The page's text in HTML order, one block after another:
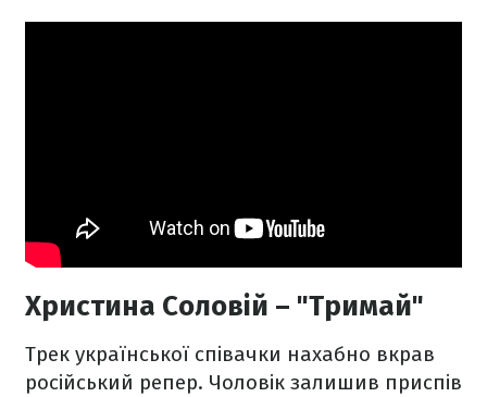
Христина Соловій – "Тримай"
Трек української співачки нахабно вкрав
російський репер. Чоловік залишив приспів